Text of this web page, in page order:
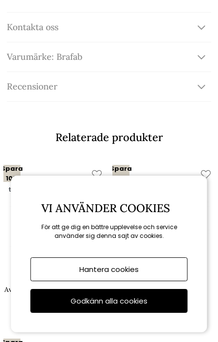
Kontakta oss
Varumärke: Brafab
Recensioner
Relaterade produkter
Spara
10%
till 16/8
Avila bordsskiva Ø 70 cm - svart
1 161 kr 1 290 kr
Spara
10%
1 251 kr 1 390 kr
VI ANVÄNDER COOKIES
För att ge dig en bättre upplevelse och service
använder sig denna sajt av cookies.
Hantera cookies
Godkänn alla cookies